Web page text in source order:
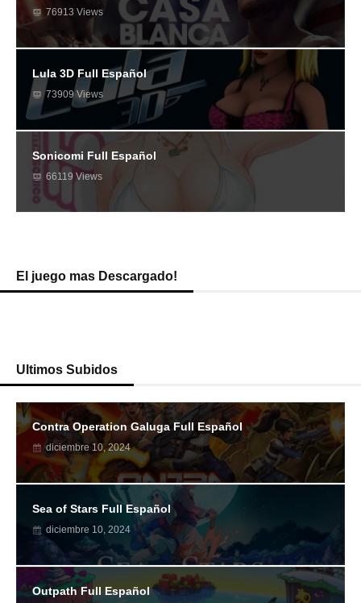
76913 Views
Lula 3D Full Español
73909 Views
Sonicomi Full Español
66119 Views
El juego mas Descargado!
Ultimos Subidos
Contra Operation Galuga Full Español
diciembre 10, 2024
Sea of Stars Full Español
diciembre 10, 2024
Outpath Full Español